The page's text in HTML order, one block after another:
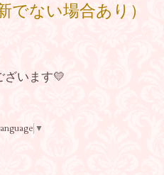
でない場合あり）
ざいます💛
▼